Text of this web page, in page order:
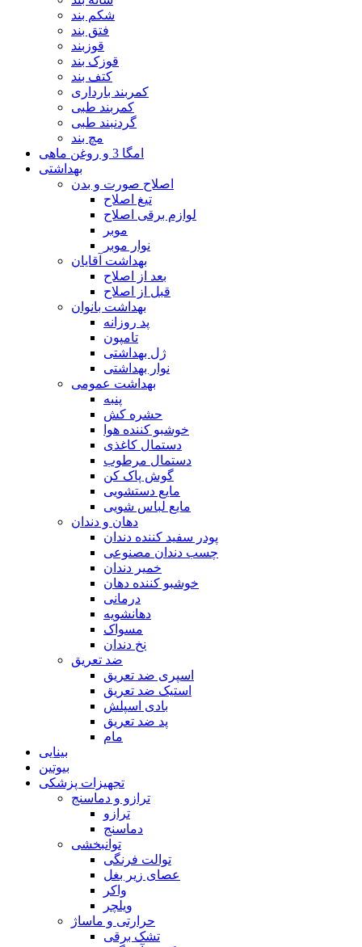
شکم بند
فتق بند
قوزبند
قوزک بند
کتف بند
کمربند بارداری
کمربند طبی
گردنبند طبی
مچ بند
امگا 3 و روغن ماهی
بهداشتی
اصلاح صورت و بدن
تیغ اصلاح
لوازم برقی اصلاح
موبر
نوار موبر
بهداشت آقایان
بعد از اصلاح
قبل از اصلاح
بهداشت بانوان
پد روزانه
تامپون
ژل بهداشتی
نوار بهداشتی
بهداشت عمومی
پنبه
حشره کش
خوشبو کننده هوا
دستمال کاغذی
دستمال مرطوب
گوش پاک کن
مایع دستشویی
مایع لباس شویی
دهان و دندان
پودر سفید کننده دندان
چسب دندان مصنوعی
خمیر دندان
خوشبو کننده دهان
درمانی
دهانشویه
مسواک
نخ دندان
ضد تعریق
اسپری ضد تعریق
استیک ضد تعریق
بادی اسپلش
پد ضد تعریق
مام
بینایی
بیوتین
تجهیزات پزشکی
ترازو و دماسنج
ترازو
دماسنج
توانبخشی
توالت فرنگی
عصای زیر بغل
واکر
ویلچر
حرارتی و ماساژ
تشک برقی